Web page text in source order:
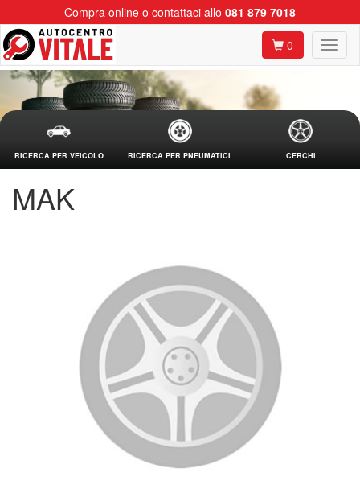
Compra online o contattaci allo 081 879 7018
0
RICERCA PER VEICOLO RICERCA PER PNEUMATICI CERCHI
MAK